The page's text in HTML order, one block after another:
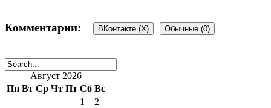
Комментарии: ВКонтакте (X) Обычные (0)
Добавить комментарий
Август 2026
Пн Вт Ср Чт Пт Сб Вс
1
2